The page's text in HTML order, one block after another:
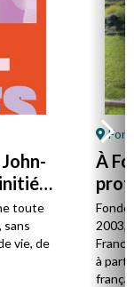
toute
sans
vie, de
À
à la
Fondé
2003,
à